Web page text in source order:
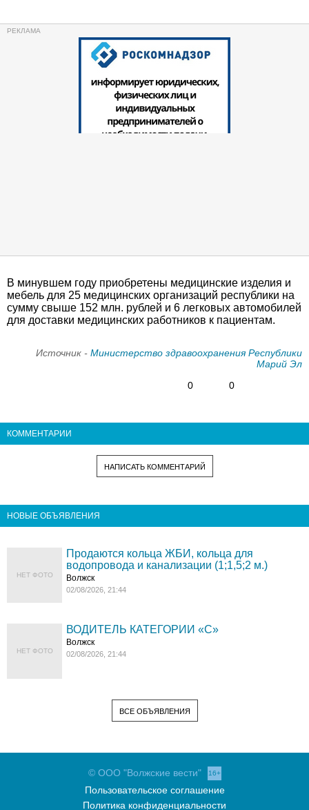
В минувшем году приобретены медицинские изделия и
мебель для 25 медицинских организаций республики на
сумму свыше 152 млн. рублей и 6 легковых автомобилей
для доставки медицинских работников к пациентам.
Источник - Министерство здравоохранения Республики
Марий Эл
0
0
КОММЕНТАРИИ
НАПИСАТЬ КОММЕНТАРИЙ
НОВЫЕ ОБЪЯВЛЕНИЯ
НЕТ ФОТО
Продаются кольца ЖБИ, кольца для
водопровода и канализации (1;1,5;2 м.)
Волжск
02/08/2026, 21:44
НЕТ ФОТО
ВОДИТЕЛЬ КАТЕГОРИИ «C»
Волжск
02/08/2026, 21:44
ВСЕ ОБЪЯВЛЕНИЯ
© ООО "Волжские вести" 16+
Пользовательское соглашение
Политика конфиденциальности